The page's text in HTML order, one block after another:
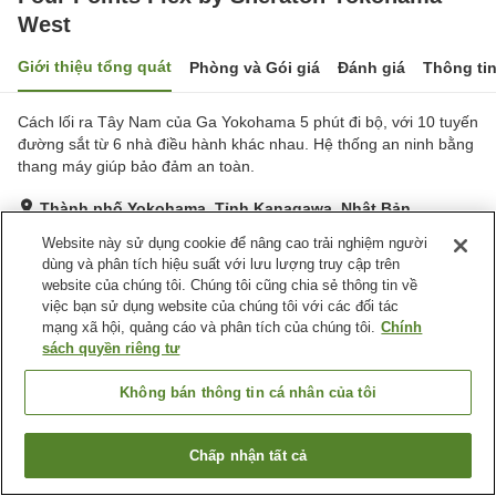
West
Giới thiệu tổng quát Phòng và Gói giá Đánh giá Thông
Cách lối ra Tây Nam của Ga Yokohama 5 phút đi bộ, với 10 tuyến
đường sắt từ 6 nhà điều hành khác nhau. Hệ thống an ninh bằng
thang máy giúp bảo đảm an toàn.
Thành phố Yokohama, Tỉnh Kanagawa, Nhật Bản
Rất tốt Đánh giá:78lượt
Tiện nghi chỗ nghỉ
Khu hút thuốc riêng
Máy bán hàng tự động
Four Points Flex by Sheraton Yokohama West
Tìm phòng trống
Website này sử dụng cookie để nâng cao trải nghiệm người
dùng và phân tích hiệu suất với lưu lượng truy cập trên
website của chúng tôi. Chúng tôi cũng chia sẻ thông tin về
việc bạn sử dụng website của chúng tôi với các đối tác
mạng xã hội, quảng cáo và phân tích của chúng tôi. Chính
sách quyền riêng tư
Không bán thông tin cá nhân của tôi
Chấp nhận tất cả